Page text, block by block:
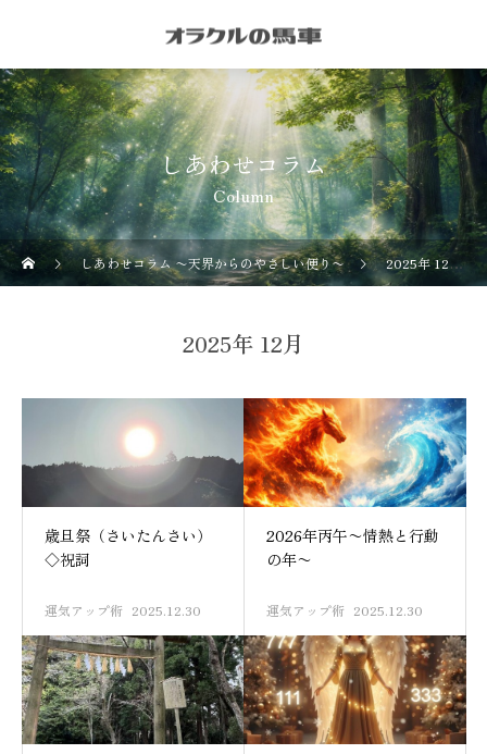
しあわせコラム
Column
しあわせコラム 〜天界からのやさしい便り〜 2025年 12月の記事一覧
2025年 12月
歳旦祭（さいたんさい）
◇祝詞
運気アップ術 2025.12.30
2026年丙午〜情熱と行動
の年〜
運気アップ術 2025.12.30